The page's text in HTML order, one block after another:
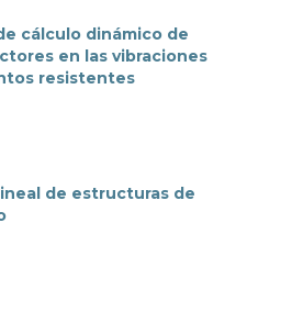
cálculo dinámico de
en las vibraciones
resistentes
de estructuras de